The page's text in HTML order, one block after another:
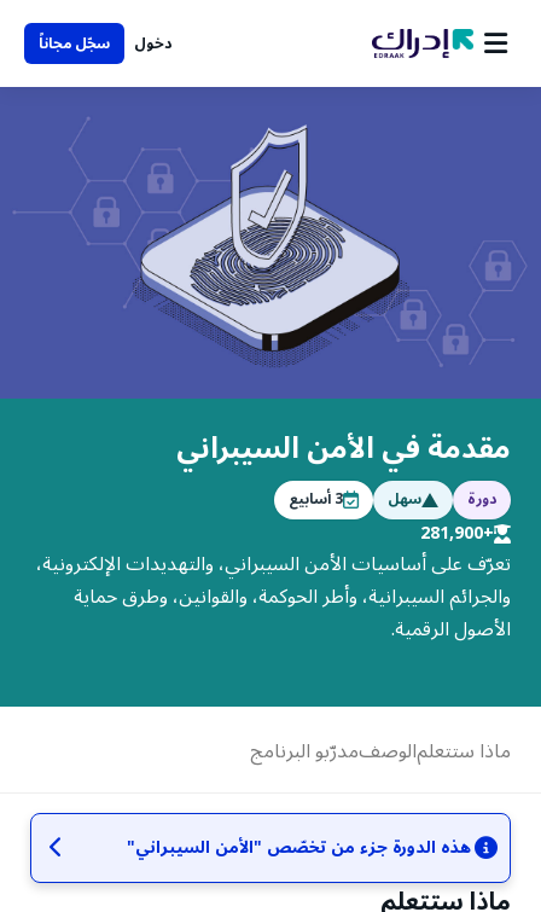
دخول سجّل مجاناً
مقدمة في الأمن السيبراني
دورة سهل 3أسابيع
+281,900
تعرّف على أساسيات الأمن السيبراني، والتهديدات الإلكترونية،
والجرائم السيبرانية، وأطر الحوكمة، والقوانين، وطرق حماية
الأصول الرقمية.
ماذا ستتعلمالوصفمدرّبو البرنامج
هذه الدورة جزء منتخصّص "الأمن السيبراني"